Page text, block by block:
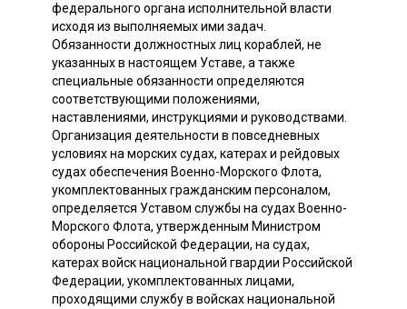
федерального органа исполнительной власти
исходя из выполняемых ими задач.
Обязанности должностных лиц кораблей, не
указанных в настоящем Уставе, а также
специальные обязанности определяются
соответствующими положениями,
наставлениями, инструкциями и руководствами.
Организация деятельности в повседневных
условиях на морских судах, катерах и рейдовых
судах обеспечения Военно-Морского Флота,
укомплектованных гражданским персоналом,
определяется Уставом службы на судах Военно-
Морского Флота, утвержденным Министром
обороны Российской Федерации, на судах,
катерах войск национальной гвардии Российской
Федерации, укомплектованных лицами,
проходящими службу в войсках национальной